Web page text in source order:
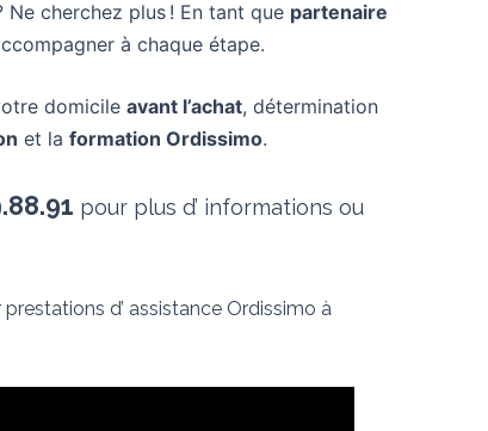
Ne cherchez plus ! En tant que partenaire
à chaque étape.
domicile avant l’achat, détermination
et la formation Ordissimo.
pour plus d’ informations ou
prestations d’ assistance Ordissimo à